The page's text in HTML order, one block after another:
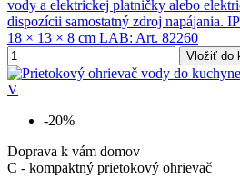
vody a elektrickej platničky alebo
dispozícii samostatný zdroj napájania.
18 × 13 × 8 cm LAB: Art. 82260
Vložiť do
-20%
Doprava k vám domov
C - kompaktný prietokový ohrievač